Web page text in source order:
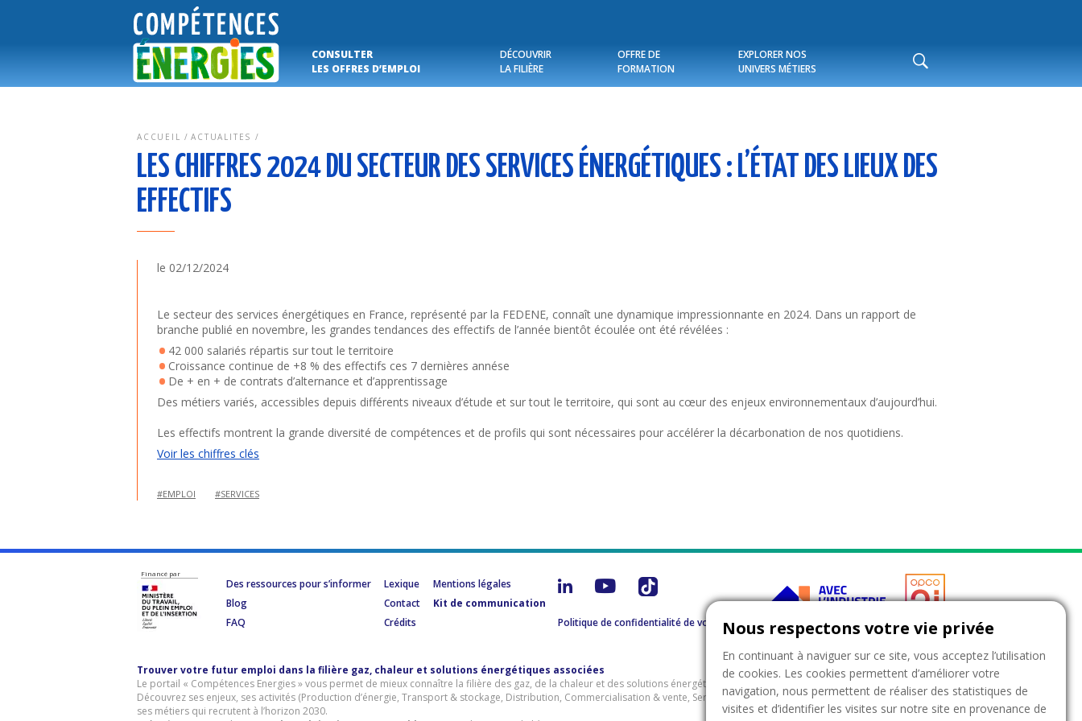
CONSULTER
LES OFFRES D’EMPLOI
DÉCOUVRIR
LA FILIÈRE
OFFRE DE
FORMATION
EXPLORER NOS
UNIVERS MÉTIERS
Rechercher
Nous respectons votre vie privée
En continuant à naviguer sur ce site, vous acceptez l’utilisation
de cookies. Les cookies permettent d’améliorer votre
navigation, nous permettent de réaliser des statistiques de
visites et d’identifier les visites sur notre site en provenance de
ACCUEIL ACTUALITES
LES CHIFFRES 2024 DU SECTEUR DES SERVICES ÉNERGÉTIQUES : L’ÉTAT DES LIEUX DES
EFFECTIFS
le 02/12/2024
Le secteur des services énergétiques en France, représenté par la FEDENE, connaît une dynamique impressionnante en 2024. Dans un rapport de
branche publié en novembre, les grandes tendances des effectifs de l’année bientôt écoulée ont été révélées :
42 000 salariés répartis sur tout le territoire
Croissance continue de +8 % des effectifs ces 7 dernières annése
De + en + de contrats d’alternance et d’apprentissage
Des métiers variés, accessibles depuis différents niveaux d’étude et sur tout le territoire, qui sont au cœur des enjeux environnementaux d’aujourd’hui.
Les effectifs montrent la grande diversité de compétences et de profils qui sont nécessaires pour accélérer la décarbonation de nos quotidiens.
Voir les chiffres clés
#EMPLOI #SERVICES
Financé par
Des ressources pour s’informer
Blog
FAQ
Lexique
Contact
Crédits
Mentions légales
Kit de communication
Politique de confidentialité de vos données
Trouver votre futur emploi dans la filière gaz, chaleur et solutions énergétiques associées
Le portail « Compétences Energies » vous permet de mieux connaître la filière des gaz, de la chaleur et des solutions énergétiques associées.
Découvrez ses enjeux, ses activités (Production d’énergie, Transport & stockage, Distribution, Commercialisation & vente, Services énergétiques, équipements & installations) et
ses métiers qui recrutent à l’horizon 2030.